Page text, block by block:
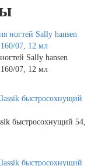
Sally hansen
07, 12 мл
быстросохнущий 54,